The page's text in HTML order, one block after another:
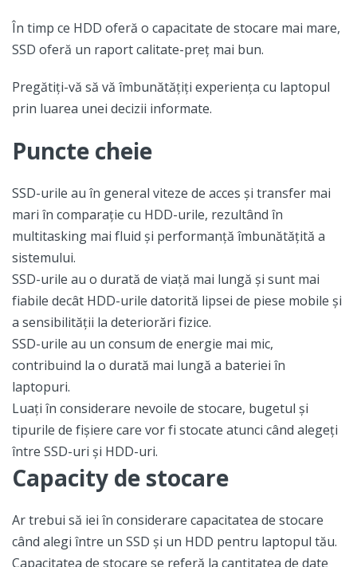
În timp ce HDD oferă o capacitate de stocare mai mare,
SSD oferă un raport calitate-preț mai bun.
Pregătiți-vă să vă îmbunătățiți experiența cu laptopul
prin luarea unei decizii informate.
Puncte cheie
SSD-urile au în general viteze de acces și transfer mai
mari în comparație cu HDD-urile, rezultând în
multitasking mai fluid și performanță îmbunătățită a
sistemului.
SSD-urile au o durată de viață mai lungă și sunt mai
fiabile decât HDD-urile datorită lipsei de piese mobile și
a sensibilității la deteriorări fizice.
SSD-urile au un consum de energie mai mic,
contribuind la o durată mai lungă a bateriei în
laptopuri.
Luați în considerare nevoile de stocare, bugetul și
tipurile de fișiere care vor fi stocate atunci când alegeți
între SSD-uri și HDD-uri.
Capacity de stocare
Ar trebui să iei în considerare capacitatea de stocare
când alegi între un SSD și un HDD pentru laptopul tău.
Capacitatea de stocare se referă la cantitatea de date